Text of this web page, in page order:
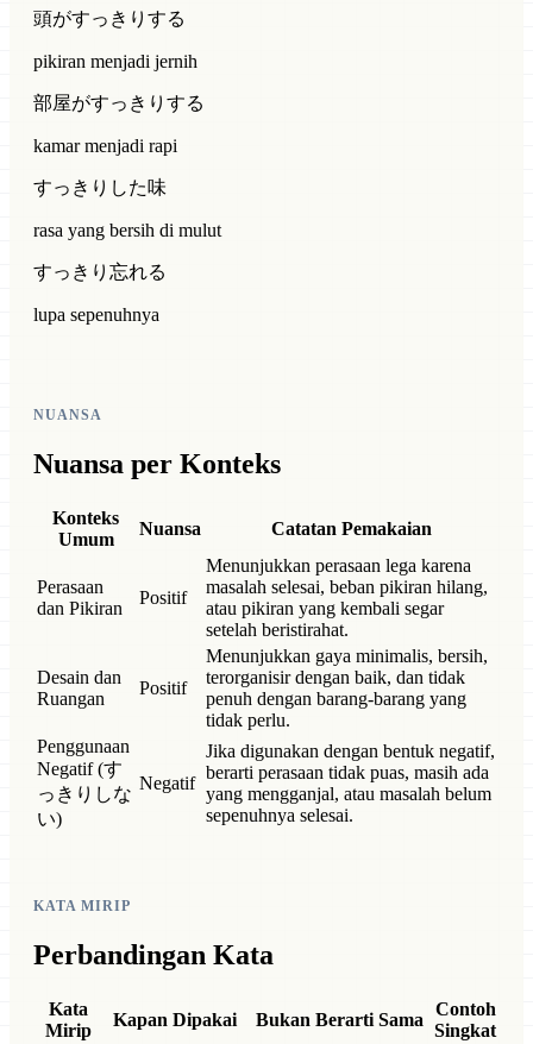
頭がすっきりする
pikiran menjadi jernih
部屋がすっきりする
kamar menjadi rapi
すっきりした味
rasa yang bersih di mulut
すっきり忘れる
lupa sepenuhnya
NUANSA
Nuansa per Konteks
Konteks
Umum
Nuansa Catatan Pemakaian
Perasaan
dan Pikiran
Positif
Menunjukkan perasaan lega karena
masalah selesai, beban pikiran hilang,
atau pikiran yang kembali segar
setelah beristirahat.
Desain dan
Ruangan
Positif
Menunjukkan gaya minimalis, bersih,
terorganisir dengan baik, dan tidak
penuh dengan barang-barang yang
tidak perlu.
Penggunaan
Negatif (す
っきりしな
い)
Negatif
Jika digunakan dengan bentuk negatif,
berarti perasaan tidak puas, masih ada
yang mengganjal, atau masalah belum
sepenuhnya selesai.
KATA MIRIP
Perbandingan Kata
Kata
Mirip
Kapan Dipakai Bukan Berarti Sama
Contoh
Singkat